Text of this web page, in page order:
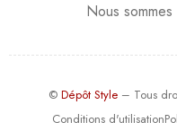
Nous
© Dépôt Style– Tous
Conditions d'utilisation